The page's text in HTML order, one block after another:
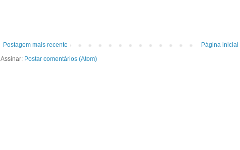
Postagem mais recente
Página inicial
Assinar: Postar comentários (Atom)